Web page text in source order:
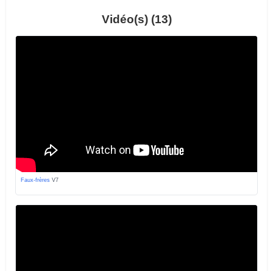
Vidéo(s) (13)
Faux-frères V7